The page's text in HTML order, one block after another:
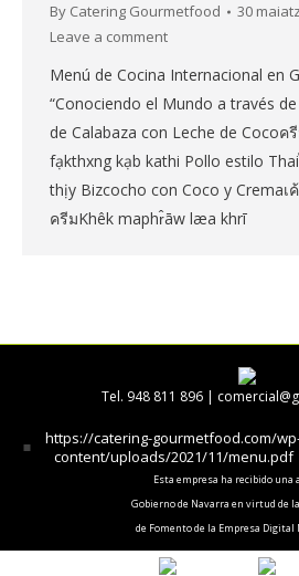
By Catering Gourmetfood
30
Leave a comment
Menú de Cocina Internacional en
“Conociendo el Mundo a través
de Calabaza con Leche de Coco
fạkthxng kạb kathi Pollo estilo
thịy Bizcocho con Coco y Cremaเ
ครีมKhêk maphr̂āw læa khrī
Tel. 948 811 896 |
https://catering-gourmetfood.com/
content/uploads/2021/11/menu.pdf
Esta empresa ha recibido una
Gobierno de Navarra en virtud de
de Fomento de la Empresa Digital